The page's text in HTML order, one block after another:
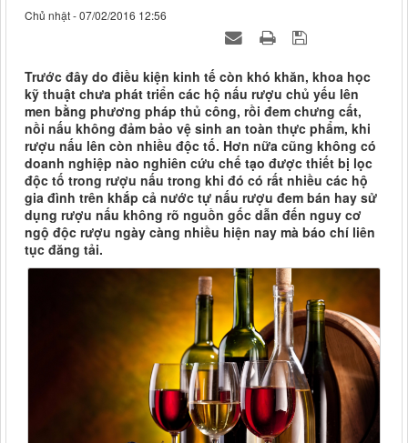
Chủ nhật - 07/02/2016 12:56
Trước đây do điều kiện kinh tế còn khó khăn, khoa học
kỹ thuật chưa phát triển các hộ nấu rượu chủ yếu lên
men bằng phương pháp thủ công, rồi đem chưng cất,
nồi nấu không đảm bảo vệ sinh an toàn thực phẩm, khi
rượu nấu lên còn nhiều độc tố. Hơn nữa cũng không có
doanh nghiệp nào nghiên cứu chế tạo được thiết bị lọc
độc tố trong rượu nấu trong khi đó có rất nhiều các hộ
gia đình trên khắp cả nước tự nấu rượu đem bán hay sử
dụng rượu nấu không rõ nguồn gốc dẫn đến nguy cơ
ngộ độc rượu ngày càng nhiều hiện nay mà báo chí liên
tục đăng tải.